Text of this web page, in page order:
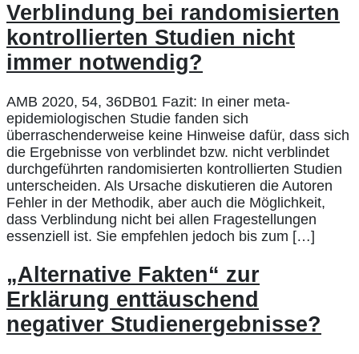
Verblindung bei randomisierten
kontrollierten Studien nicht
immer notwendig?
AMB 2020, 54, 36DB01 Fazit: In einer meta-
epidemiologischen Studie fanden sich
überraschenderweise keine Hinweise dafür, dass sich
die Ergebnisse von verblindet bzw. nicht verblindet
durchgeführten randomisierten kontrollierten Studien
unterscheiden. Als Ursache diskutieren die Autoren
Fehler in der Methodik, aber auch die Möglichkeit,
dass Verblindung nicht bei allen Fragestellungen
essenziell ist. Sie empfehlen jedoch bis zum […]
„Alternative Fakten“ zur
Erklärung enttäuschend
negativer Studienergebnisse?